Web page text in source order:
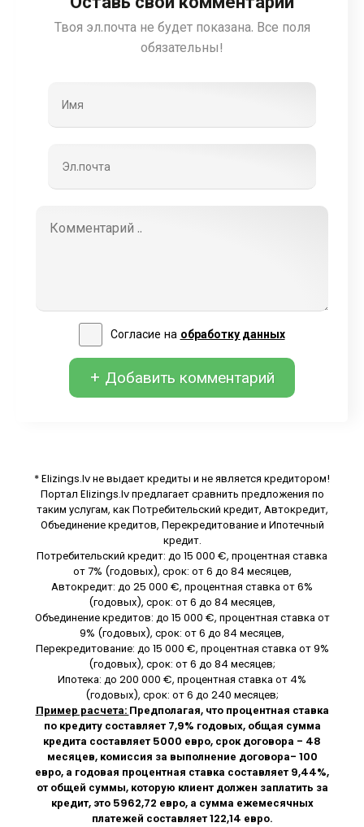
Твоя эл.почта не будет показана. Все поля
обязательны!
Согласие на обработку данных
+ Добавить комментарий
* Elizings.lv не выдает кредиты и не является кредитором!
Портал Elizings.lv предлагает сравнить предложения по
таким услугам, как Потребительский кредит, Автокредит,
Объединение кредитов, Перекредитование и Ипотечный
кредит.
Потребительский кредит: до 15 000 €, процентная ставка
от 7% (годовых), срок: от 6 до 84 месяцев,
Автокредит: до 25 000 €, процентная ставка от 6%
(годовых), срок: от 6 до 84 месяцев,
Объединение кредитов: до 15 000 €, процентная ставка от
9% (годовых), срок: от 6 до 84 месяцев,
Перекредитование: до 15 000 €, процентная ставка от 9%
(годовых), срок: от 6 до 84 месяцев;
Ипотека: до 200 000 €, процентная ставка от 4%
(годовых), срок: от 6 до 240 месяцев;
Пример расчета: Предполагая, что процентная ставка
по кредиту составляет 7,9% годовых, общая сумма
кредита составляет 5000 евро, срок договора - 48
месяцев, комиссия за выполнение договора- 100
евро, а годовая процентная ставка составляет 9,44%,
от общей суммы, которую клиент должен заплатить за
кредит, это 5962,72 евро, а сумма ежемесячных
платежей составляет 122,14 евро.